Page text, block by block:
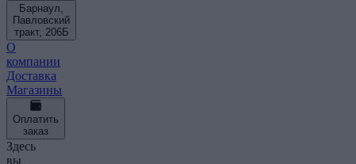
Барнаул,
Павловский
тракт, 206Б
О
компании
Доставка
Магазины
Оплатить
заказ
Здесь
вы